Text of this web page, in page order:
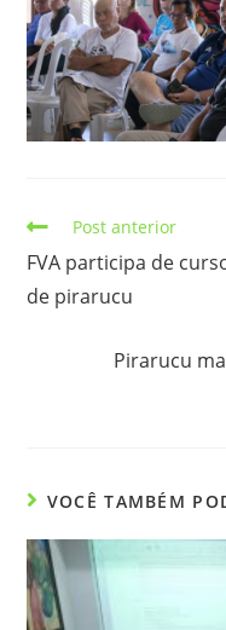
Post anterior
FVA participa de
de pirarucu
Pirarucu
VOCÊ TAMBÉM